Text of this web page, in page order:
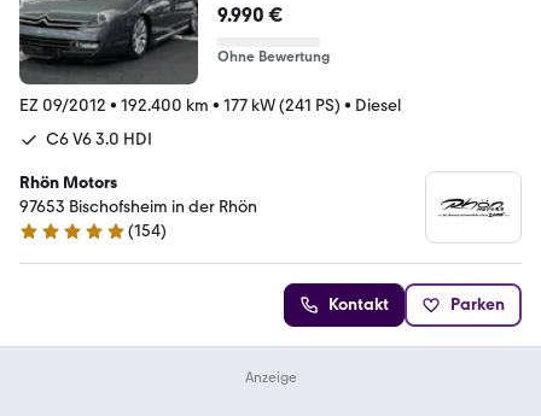
9.990 €
Ohne Bewertung
EZ 09/2012 • 192.400 km • 177 kW (241 PS) • Diesel
C6 V6 3.0 HDI
Rhön Motors
97653 Bischofsheim in der Rhön
4.8 Sterne
(154)
Kontakt Parken